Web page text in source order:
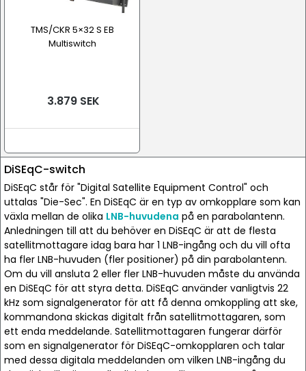
TMS/CKR 5×32 S EB
Multiswitch
3.879 SEK
DiSEqC-switch
DiSEqC står för "Digital Satellite Equipment Control" och
uttalas "Die-Sec". En DiSEqC är en typ av omkopplare som kan
växla mellan de olika LNB-huvudena på en parabolantenn.
Anledningen till att du behöver en DiSEqC är att de flesta
satellitmottagare idag bara har 1 LNB-ingång och du vill ofta
ha fler LNB-huvuden (fler positioner) på din parabolantenn.
Om du vill ansluta 2 eller fler LNB-huvuden måste du använda
en DiSEqC för att styra detta. DiSEqC använder vanligtvis 22
kHz som signalgenerator för att få denna omkoppling att ske,
kommandona skickas digitalt från satellitmottagaren, som
ett enda meddelande. Satellitmottagaren fungerar därför
som en signalgenerator för DiSEqC-omkopplaren och talar
med dessa digitala meddelanden om vilken LNB-ingång du